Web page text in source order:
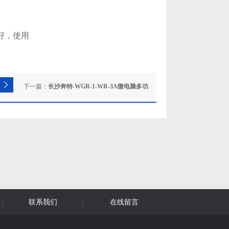
，使用
下一篇： 长沙奔特-WGR-1-WR-3A微电脑多功
联系我们 在线留言